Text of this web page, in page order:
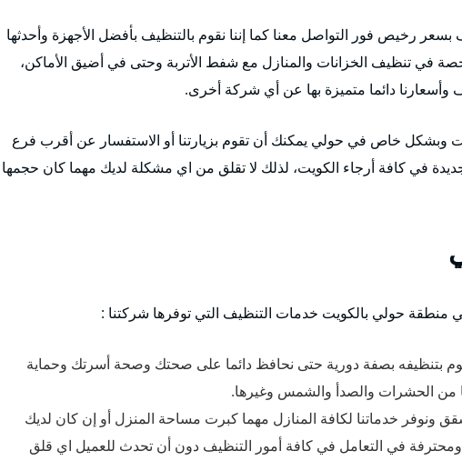
رخيص فور التواصل معنا كما إننا نقوم بالتنظيف بأفضل الأجهزة وأحدثها
في تنظيف الخزانات والمنازل مع شفط الأتربة وحتى في أضيق الأماكن،
دائما متميزة بها عن أي شركة أخرى.
وبشكل خاص في حولي يمكنك أن تقوم بزيارتنا أو الاستفسار عن أقرب فرع
في كافة أرجاء الكويت، لذلك لا تقلق من اي مشكلة لديك مهما كان حجمها
حولي بالكويت خدمات التنظيف التي توفرها شركتنا :
بتنظيفه بصفة دورية حتى نحافظ دائما على صحتك وصحة أسرتك وحماية
من الحشرات والصدأ والشمس وغيرها.
ونوفر خدماتنا لكافة المنازل مهما كبرت مساحة المنزل أو إن كان لديك
ومحترفة في التعامل في كافة أمور التنظيف دون أن تحدث للعميل اي قلق